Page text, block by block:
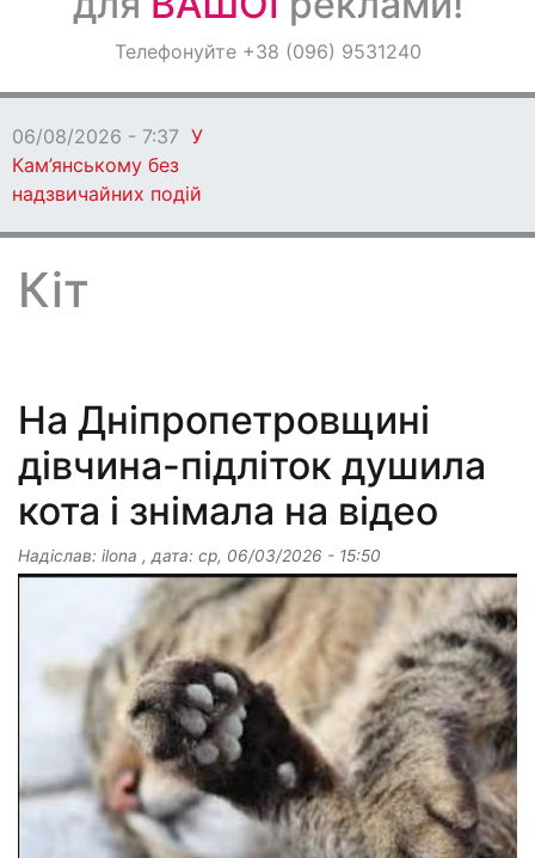
ОголошенняТелефонуйте +38 (096) 9531240
06/08/2026 - 7:37 У
Кам’янському без
надзвичайних подій
Кіт
На Дніпропетровщині
дівчина-підліток душила
кота і знімала на відео
Надіслав: ilona , дата: ср, 06/03/2026 - 15:50